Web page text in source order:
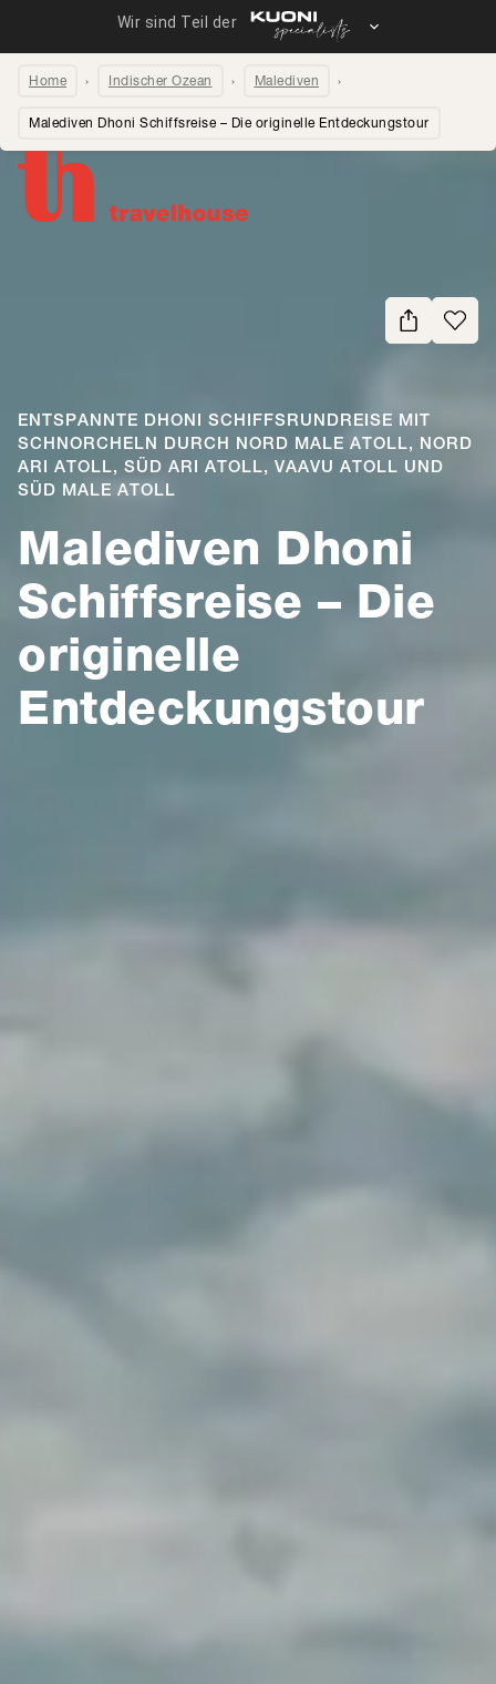
Home Indischer Ozean Malediven
Malediven Dhoni Schiffsreise – Die originelle Entdeckungstour
Malediven Dhoni
Schiffsreise – Die
originelle
Entdeckungstour
ENTSPANNTE DHONI SCHIFFSRUNDREISE MIT
SCHNORCHELN DURCH NORD MALE ATOLL, NORD
ARI ATOLL, SÜD ARI ATOLL, VAAVU ATOLL UND
SÜD MALE ATOLL